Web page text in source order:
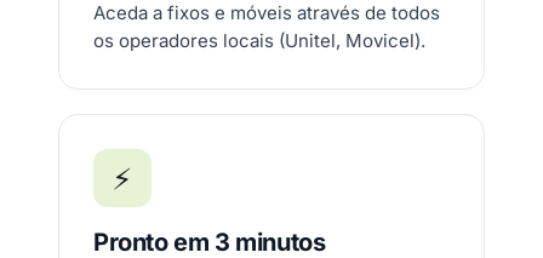
Aceda a fixos e móveis através de todos
os operadores locais (Unitel, Movicel).
⚡
Pronto em 3 minutos